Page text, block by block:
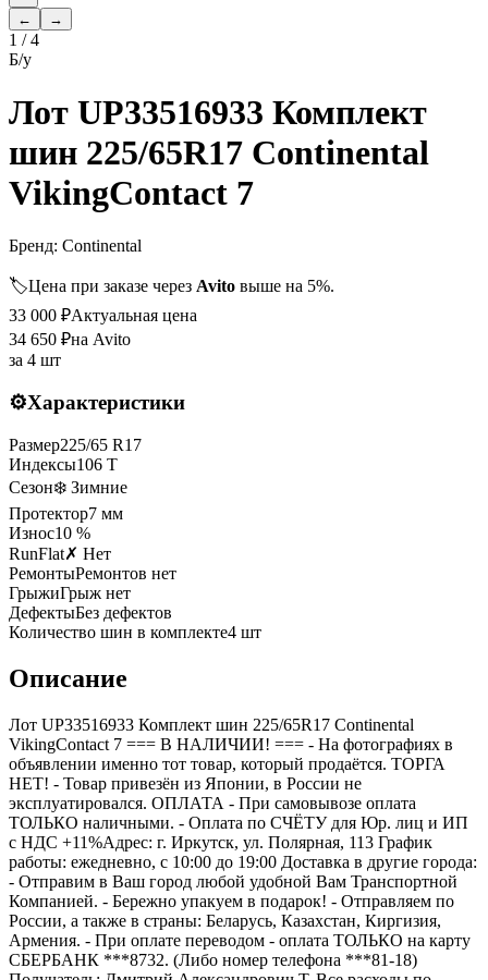
←
→
1 /4
Б/у
Лот UP33516933 Комплект
шин 225/65R17 Continental
VikingContact 7
Бренд: Continental
🏷️Цена при заказе через Avito выше на 5%.
33 000 ₽Актуальная цена
34 650 ₽на Avito
за 4 шт
⚙️Характеристики
Размер225/65 R17
Индексы106 T
Сезон❄️ Зимние
Протектор7 мм
Износ10 %
RunFlat✗ Нет
РемонтыРемонтов нет
ГрыжиГрыж нет
ДефектыБез дефектов
Количество шин в комплекте4 шт
Описание
Лот UP33516933 Комплект шин 225/65R17 Continental
VikingContact 7 === B НАЛИЧИИ! === - На фотографиях в
объявлении именно тот товар, который продаётся. ТОРГА
НЕТ! - Товар привезён из Японии, в России не
эксплуатировался. ОПЛАТА - При самовывозе оплата
ТОЛЬКО наличными. - Оплата по СЧЁТУ для Юр. лиц и ИП
с НДС +11%Адрес: г. Иркутск, ул. Полярная, 113 График
работы: ежедневно, с 10:00 до 19:00 Доставка в другие города:
- Отправим в Ваш город любой удобной Вам Транспортной
Компанией. - Бережно упакуем в подарок! - Отправляем по
России, а также в страны: Беларусь, Казахстан, Киргизия,
Армения. - При оплате переводом - оплата ТОЛЬКО на карту
СБЕРБАНК ***8732. (Либо номер телефона ***81-18)